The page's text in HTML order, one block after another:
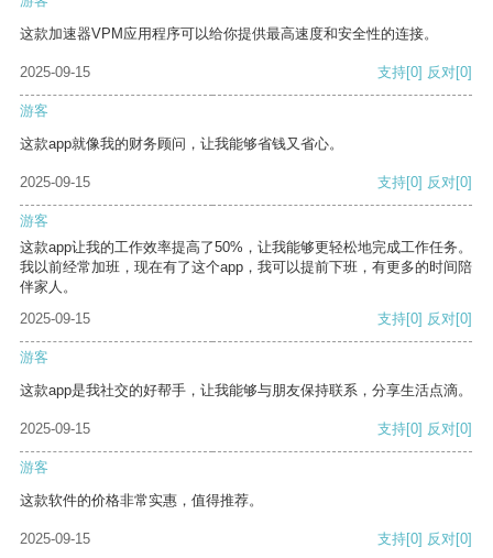
这款加速器VPM应用程序可以给你提供最高速度和安全性的连接。
2025-09-15 支持[0] 反对[0]
游客
这款app就像我的财务顾问，让我能够省钱又省心。
2025-09-15 支持[0] 反对[0]
游客
这款app让我的工作效率提高了50%，让我能够更轻松地完成工作任务。
我以前经常加班，现在有了这个app，我可以提前下班，有更多的时间陪
伴家人。
2025-09-15
支持[0] 反对[0]
游客
这款app是我社交的好帮手，让我能够与朋友保持联系，分享生活点滴。
2025-09-15 支持[0] 反对[0]
游客
这款软件的价格非常实惠，值得推荐。
2025-09-15 支持[0] 反对[0]